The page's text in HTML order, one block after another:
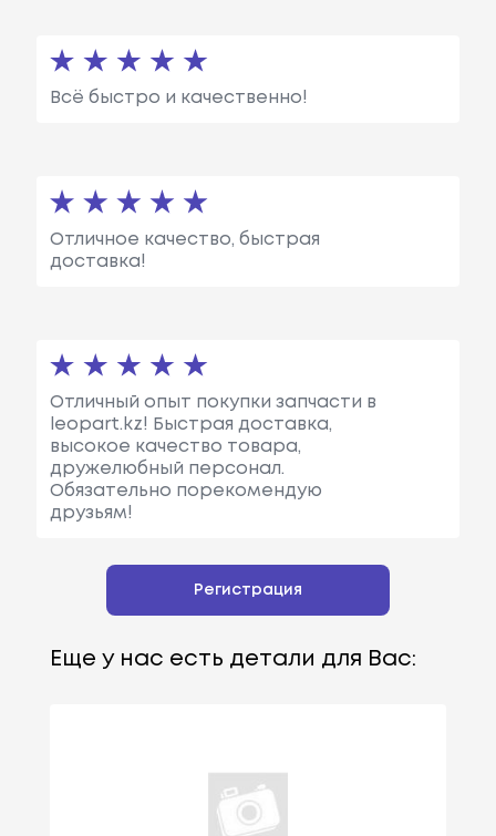
Всё быстро и качественно!
Отличное качество, быстрая
доставка!
Отличный опыт покупки запчасти в
leopart.kz! Быстрая доставка,
высокое качество товара,
дружелюбный персонал.
Обязательно порекомендую
друзьям!
Регистрация
Еще у нас есть детали для Вас: